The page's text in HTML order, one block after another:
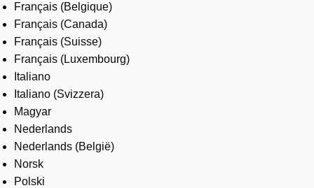
Français (Belgique)
Français (Canada)
Français (Suisse)
Français (Luxembourg)
Italiano
Italiano (Svizzera)
Magyar
Nederlands
Nederlands (België)
Norsk
Polski